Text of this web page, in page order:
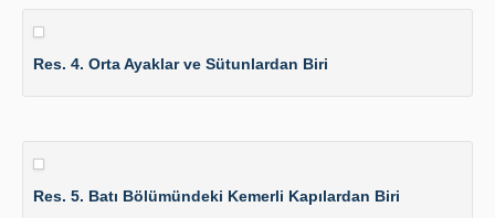
Res. 4. Orta Ayaklar ve Sütunlardan Biri
Res. 5. Batı Bölümündeki Kemerli Kapılardan Biri